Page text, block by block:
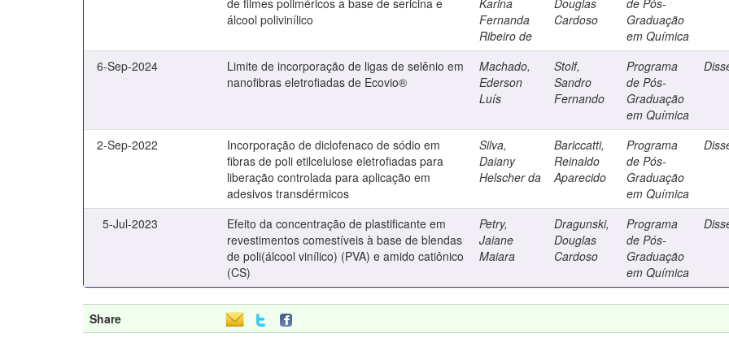
de filmes poliméricos a base de sericina e
álcool polivinílico
Karina
Fernanda
Ribeiro de
Douglas
Cardoso
de Pós-
Graduação
em Química
6-Sep-2024
Limite de incorporação de ligas de selênio em
nanofibras eletrofiadas de Ecovio®
Machado,
Ederson
Luís
Stolf,
Sandro
Fernando
Programa
de Pós-
Graduação
em Química
2-Sep-2022
Incorporação de diclofenaco de sódio em
fibras de poli etilcelulose eletrofiadas para
liberação controlada para aplicação em
adesivos transdérmicos
Silva,
Daiany
Helscher da
Bariccatti,
Reinaldo
Aparecido
Programa
de Pós-
Graduação
em Química
5-Jul-2023
Efeito da concentração de plastificante em
revestimentos comestíveis à base de blendas
de poli(álcool vinílico) (PVA) e amido catiônico
(CS)
Petry,
Jaiane
Maiara
Dragunski,
Douglas
Cardoso
Programa
de Pós-
Graduação
em Química
Share